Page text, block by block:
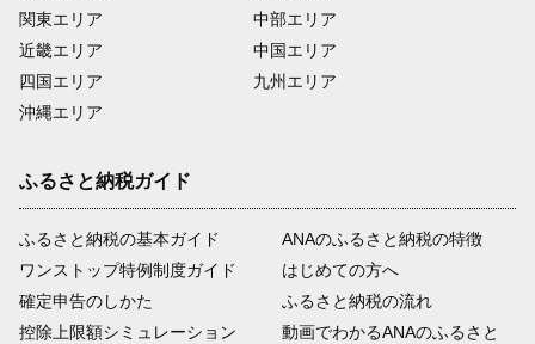
関東エリア
近畿エリア
四国エリア
沖縄エリア
中部エリア
中国エリア
九州エリア
ふるさと納税ガイド
ふるさと納税の基本ガイド
ワンストップ特例制度ガイド
確定申告のしかた
控除上限額シミュレーション
ANAのふるさと納税の特徴
はじめての方へ
ふるさと納税の流れ
動画でわかるANAのふるさと